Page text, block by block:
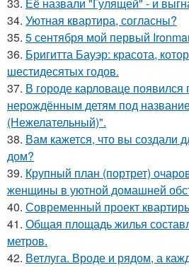
33. Её назвали "Гулящей" - и
34. Уютная квартира, согласны?
35. 5 сентября мой первый
36. Бригитта Бауэр: красота,
шестидесятых годов.
37. В городе карловаце появился
нерождённым детям под
(Нежелательный)".
38. Вам кажется, что вы создали
дом?
39. Крупный план (портрет)
женщины в уютной домашней
40. Современный проект
41. Общая площадь жилья
метров.
42. Ветлуга. Вроде и рядом, а